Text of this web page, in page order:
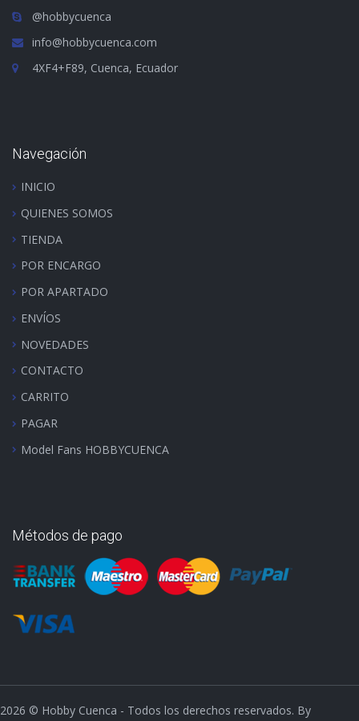
@hobbycuenca
info@hobbycuenca.com
4XF4+F89, Cuenca, Ecuador
Navegación
INICIO
QUIENES SOMOS
TIENDA
POR ENCARGO
POR APARTADO
ENVÍOS
NOVEDADES
CONTACTO
CARRITO
PAGAR
Model Fans HOBBYCUENCA
Métodos de pago
2026 © Hobby Cuenca - Todos los derechos reservados. By